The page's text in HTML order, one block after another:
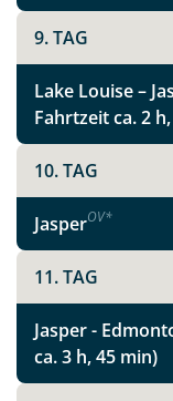
9. TAG
Lake Louise –
Fahrtzeit ca. 2
10. TAG
JasperOV*
11. TAG
Jasper -
ca. 3 h, 45 min)